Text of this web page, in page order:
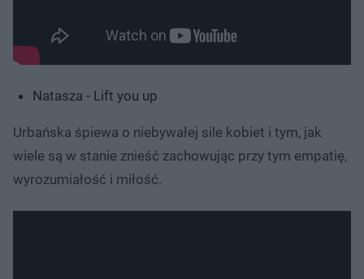
Natasza - Lift you up
Urbańska śpiewa o niebywałej sile kobiet i tym, jak
wiele są w stanie znieść zachowując przy tym empatię,
wyrozumiałość i miłość.